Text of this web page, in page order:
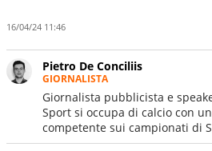
16/04/24 11:46
Pietro De Conciliis
GIORNALISTA
Giornalista pubblicista e
Sport si occupa di calcio con
competente sui campionati di